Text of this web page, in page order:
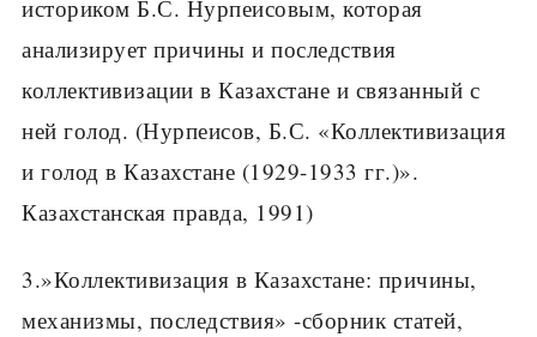
историком Б.С. Нурпеисовым, которая
анализирует причины и последствия
коллективизации в Казахстане и связанный с
ней голод. (Нурпеисов, Б.С. «Коллективизация
и голод в Казахстане (1929-1933 гг.)».
Казахстанская правда, 1991)
3.»Коллективизация в Казахстане: причины,
механизмы, последствия» -сборник статей,